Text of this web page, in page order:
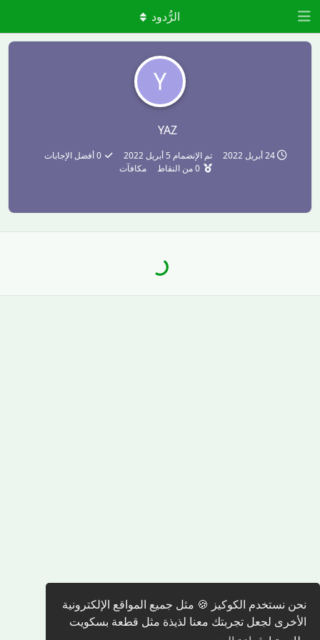
نحن نستخدم الكوكيز 🍪 مثل جميع المواقع الإلكترونية
الأخرى لجعل تجربتك معنا لذيذة مثل قطعة بسكويت
Y
YAZ
24 أبريل 2022 تم الإنضمام 5 أبريل 2022 0أفضل الإجابات
0من النقاط مكافآت
الرُّدود